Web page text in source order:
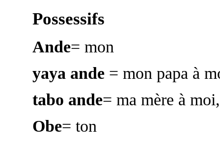
Possessifs
Ande= mon
yaya ande= mon papa à
tabo ande= ma mère à
Obe= ton